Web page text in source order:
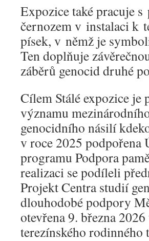
Expozice také pracuje
černozem v instalaci k
písek, v němž je
Ten doplňuje
záběrů genocid druhé
Cílem Stálé expozice je
významu
genocidního násilí
v roce 2025 podpořena
programu Podpora
realizaci se podíleli
Projekt Centra studií
dlouhodobé podpory
otevřena 9. března
terezínského